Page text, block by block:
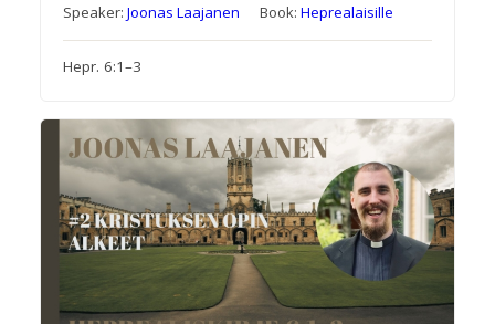
Speaker:Joonas Laajanen Book:Heprealaisille
Hepr. 6:1–3